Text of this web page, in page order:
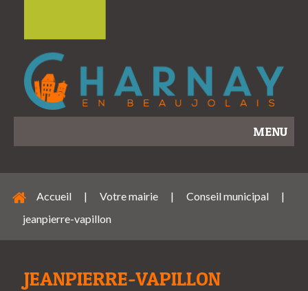
MENU
Accueil | Votre mairie | Conseil municipal
|
jeanpierre-vapillon
JEANPIERRE-VAPILLON